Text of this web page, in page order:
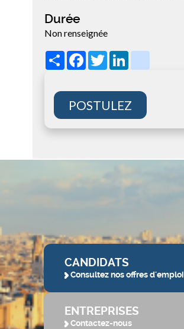
Durée
Non renseignée
Share Facebook
TwitterLinkedIn
POSTULEZ
CANDIDATS
Consultez nos offres d'emploi
ENTREPRISES
Contactez-nous